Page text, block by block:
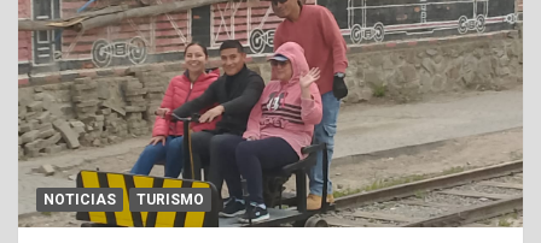
NOTICIAS TURISMO